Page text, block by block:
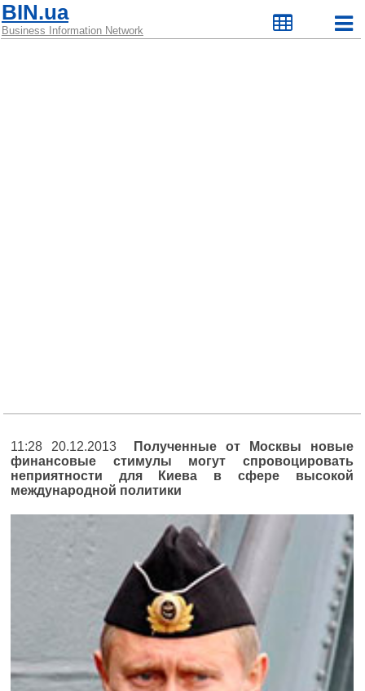
BIN.ua
Business Information Network
11:28 20.12.2013
Полученные от Москвы новые
финансовые стимулы могут спровоцировать
неприятности для Киева в сфере высокой
международной политики